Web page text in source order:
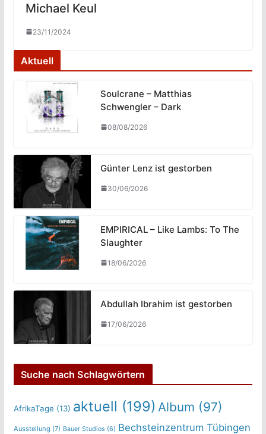
Michael Keul
23/11/2024
Aktuell
Soulcrane – Matthias
Schwengler – Dark
08/08/2026
Günter Lenz ist gestorben
30/06/2026
EMPIRICAL – Like Lambs: To The
Slaughter
18/06/2026
Abdullah Ibrahim ist gestorben
17/06/2026
Suche nach Schlagwörtern
AfrikaTage (13) aktuell (199) Album (97)
Ausstellung (7) Bauer Studios (6) Bechsteinzentrum Tübingen